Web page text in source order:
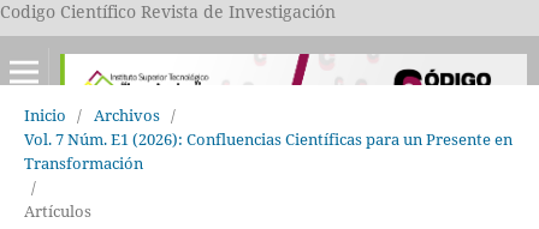
Codigo Científico Revista de Investigación
Inicio / Archivos /
Vol. 7 Núm. E1 (2026): Confluencias Científicas para un Presente en
Transformación
/
Artículos